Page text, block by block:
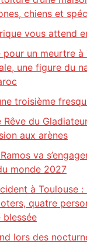
chiens et
vous attend
un meurtre à
une figure du
troisième
Rêve du
aux arènes
va
monde 2027
à Toulouse
quatre
blessée
lors des